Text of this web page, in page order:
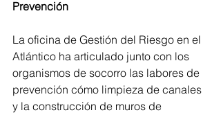
Prevención
La oficina de Gestión del Riesgo en el
Atlántico ha articulado junto con los
organismos de socorro las labores de
prevención cómo limpieza de canales
y la construcción de muros de